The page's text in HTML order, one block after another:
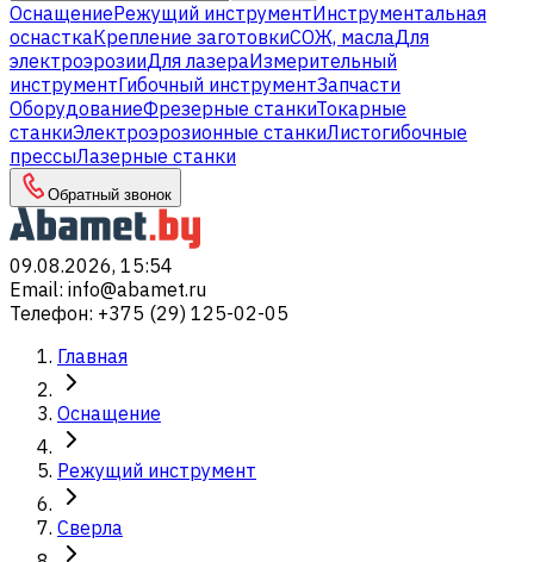
ОснащениеРежущий инструментИнструментальная
оснасткаКрепление заготовкиСОЖ, маслаДля
электроэрозииДля лазераИзмерительный
инструментГибочный инструментЗапчасти
ОборудованиеФрезерные станкиТокарные
станкиЭлектроэрозионные станкиЛистогибочные
прессыЛазерные станки
Обратный звонок
09.08.2026, 15:54
Email: info@abamet.ru
Телефон: +375 (29) 125-02-05
Главная
Оснащение
Режущий инструмент
Сверла